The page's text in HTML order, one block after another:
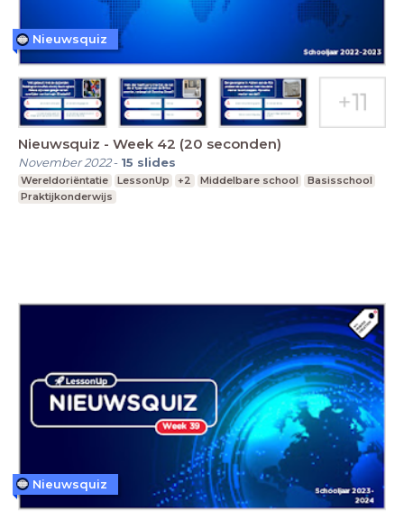
Nieuwsquiz - Week 42 (20 seconden)
November 2022- 15 slides
Wereldoriëntatie LessonUp +2 Middelbare school
Basisschool
Praktijkonderwijs
Nieuwsquiz
Nieuwsquiz